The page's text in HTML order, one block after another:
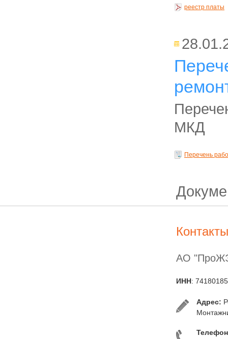
реестр платы
МКД
Перечень
Контакты
АО
ИНН:
Адрес: